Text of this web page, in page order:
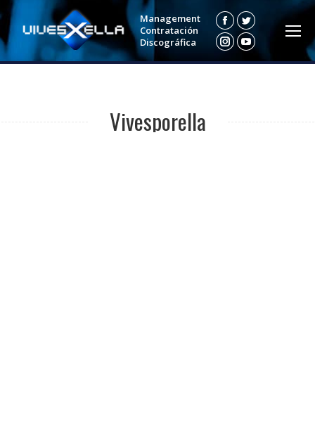
Management
Contratación
Discográfica
FacebookTwitter
Instagram
YouTube
Vivesporella